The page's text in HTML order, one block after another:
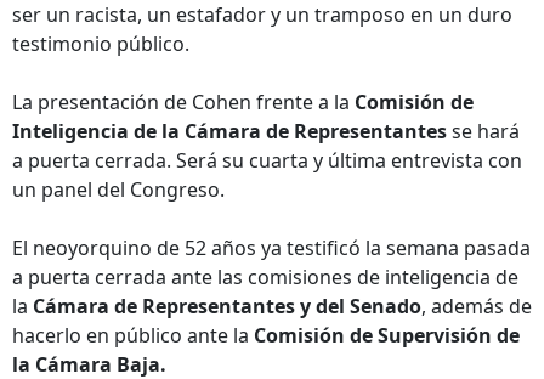
ser un racista, un estafador y un tramposo en un duro
testimonio público.
La presentación de Cohen frente a la Comisión de
Inteligencia de la Cámara de Representantesse hará
a puerta cerrada. Será su cuarta y última entrevista con
un panel del Congreso.
El neoyorquino de 52 años ya testificó la semana pasada
a puerta cerrada ante las comisiones de inteligencia de
la Cámara de Representantes y del Senado, además de
hacerlo en público ante la Comisión de Supervisión de
la Cámara Baja.